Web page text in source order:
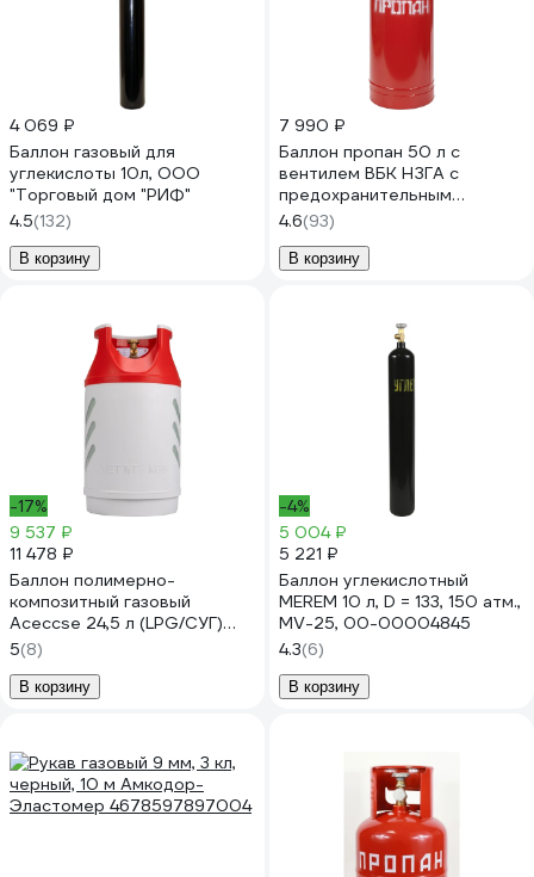
4 069 ₽
Баллон газовый для
углекислоты 10л, ООО
"Торговый дом "РИФ"
4.5(132)
В корзину
7 990 ₽
Баллон пропан 50 л с
вентилем ВБК НЗГА с
предохранительным
клапаном Спец СВ-
БАЛЛОН50ВБКН
4.6(93)
В корзину
-17%
9 537 ₽
11 478 ₽
Баллон полимерно-
композитный газовый
Aceccse 24,5 л (LPG/СУГ)
Composite ACE24.5RW
5(8)
В корзину
-4%
5 004 ₽
5 221 ₽
Баллон углекислотный
MEREM 10 л, D = 133, 150 атм.,
MV-25, 00-00004845
4.3(6)
В корзину